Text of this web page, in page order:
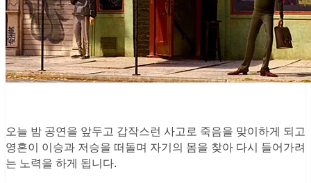
오늘 밤 공연을 앞두고 갑작스런 사고로 죽음을 맞이하게 되고
영혼이 이승과 저승을 떠돌며 자기의 몸을 찾아 다시 들어가려
는 노력을 하게 됩니다.